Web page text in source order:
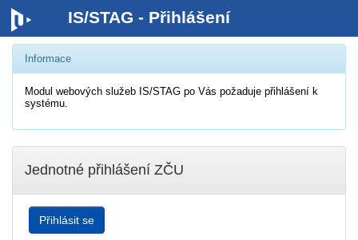
IS/STAG - Přihlášení
Informace
Modul webových služeb IS/STAG po Vás požaduje přihlášení k
systému.
Jednotné přihlášení ZČU